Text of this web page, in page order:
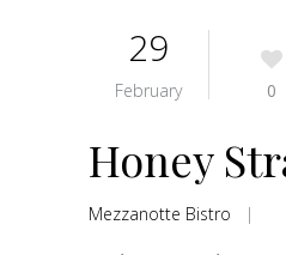
29
February 0
Honey
Mezzanotte Bistro |